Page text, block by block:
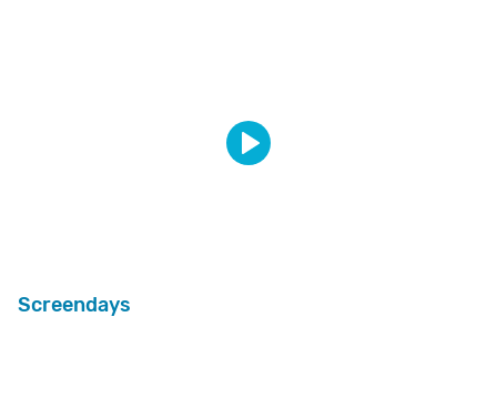
Screendays